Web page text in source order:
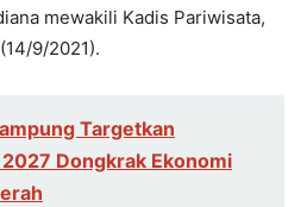
mewakili Kadis Pariwisata,
9/2021).
Targetkan
Dongkrak Ekonomi